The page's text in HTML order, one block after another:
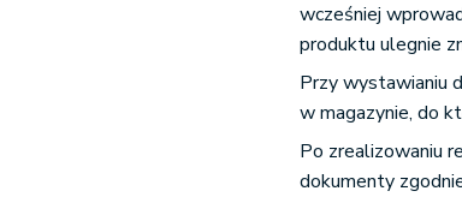
wcześniej
produktu ulegnie
Przy wystawianiu
w magazynie, do
Po zrealizowaniu
dokumenty